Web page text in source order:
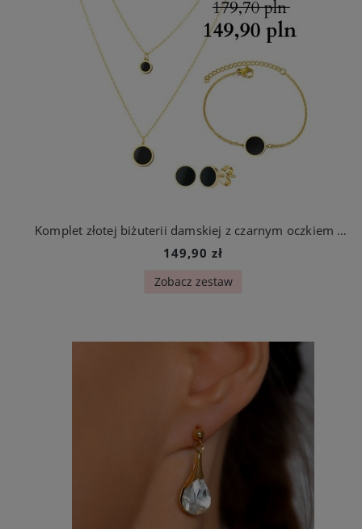
Komplet złotej biżuterii damskiej z czarnym oczkiem stal chirurgiczna
149,90 zł
Zobacz zestaw